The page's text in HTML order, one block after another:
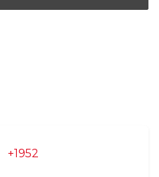
+1952